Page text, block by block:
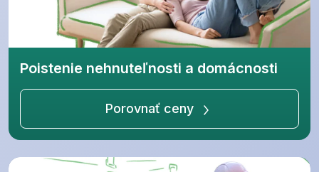
Poistenie nehnuteľnosti a domácnosti
Porovnať ceny